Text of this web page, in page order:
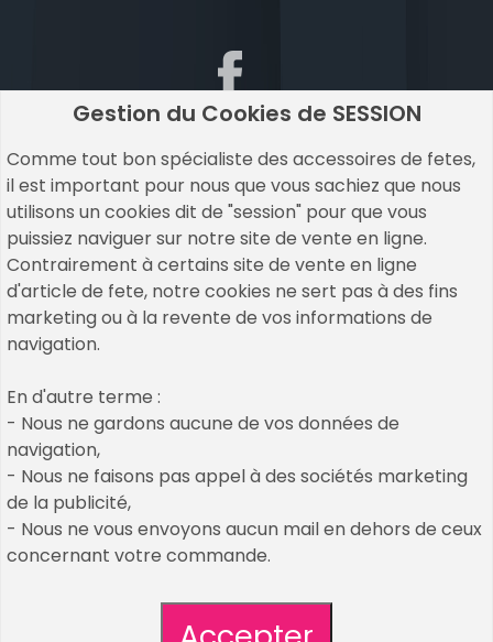
Gestion du Cookies de SESSION
Comme tout bon spécialiste des accessoires de fetes,
il est important pour nous que vous sachiez que nous
utilisons un cookies dit de "session" pour que vous
puissiez naviguer sur notre site de vente en ligne.
Contrairement à certains site de vente en ligne
d'article de fete, notre cookies ne sert pas à des fins
marketing ou à la revente de vos informations de
navigation.
En d'autre terme :
- Nous ne gardons aucune de vos données de
navigation,
- Nous ne faisons pas appel à des sociétés marketing
de la publicité,
- Nous ne vous envoyons aucun mail en dehors de ceux
concernant votre commande.
Copyrights © 2026 All Rights Reserved by Un Air De
Fetes
Cookies & Legal Mention
nos décos et accessoires passés
CGV / CGU
Plan de site
Qui sommes nous : découvrez Un Air De Fêtes